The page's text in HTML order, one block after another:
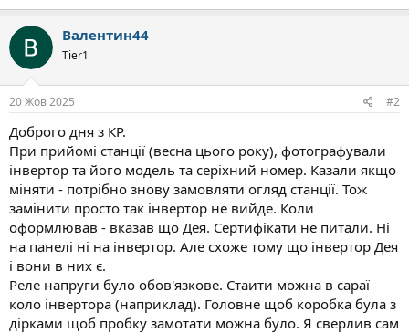
Валентин44
Tier1
20 Жов 2025 #2
Доброго дня з КР.
При прийомі станції (весна цього року), фотографували
інвертор та його модель та серіхний номер. Казали якщо
міняти - потрібно знову замовляти огляд станції. Тож
замінити просто так інвертор не вийде. Коли
оформлював - вказав що Дея. Сертифікати не питали. Ні
на панелі ні на інвертор. Але схоже тому що інвертор Дея
і вони в них є.
Реле напруги було обов'язкове. Стаити можна в сараї
коло інвертора (наприклад). Головне щоб коробка була з
дірками щоб пробку замотати можна було. Я сверлив сам